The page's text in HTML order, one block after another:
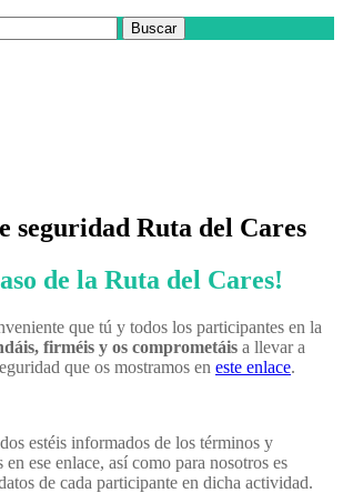
seguridad Ruta del Cares
de la Ruta del Cares!
que tú y todos los participantes en la
firméis y os comprometáis a llevar a
que os mostramos en este enlace.
estéis informados de los términos y
ese enlace, así como para nosotros es
de cada participante en dicha actividad.